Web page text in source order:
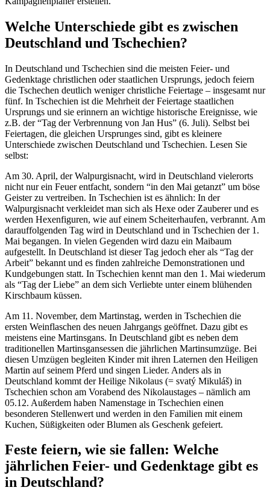
Welche Unterschiede gibt es zwischen
Deutschland und Tschechien?
In Deutschland und Tschechien sind die meisten Feier- und
Gedenktage christlichen oder staatlichen Ursprungs, jedoch feiern
die Tschechen deutlich weniger christliche Feiertage ‒ insgesamt nur
fünf. In Tschechien ist die Mehrheit der Feiertage staatlichen
Ursprungs und sie erinnern an wichtige historische Ereignisse, wie
z.B. der “Tag der Verbrennung von Jan Hus” (6. Juli). Selbst bei
Feiertagen, die gleichen Ursprunges sind, gibt es kleinere
Unterschiede zwischen Deutschland und Tschechien. Lesen Sie
selbst:
Am 30. April, der Walpurgisnacht, wird in Deutschland vielerorts
nicht nur ein Feuer entfacht, sondern “in den Mai getanzt” um böse
Geister zu vertreiben. In Tschechien ist es ähnlich: In der
Walpurgisnacht verkleidet man sich als Hexe oder Zauberer und es
werden Hexenfiguren, wie auf einem Scheiterhaufen, verbrannt. Am
darauffolgenden Tag wird in Deutschland und in Tschechien der 1.
Mai begangen. In vielen Gegenden wird dazu ein Maibaum
aufgestellt. In Deutschland ist dieser Tag jedoch eher als “Tag der
Arbeit” bekannt und es finden zahlreiche Demonstrationen und
Kundgebungen statt. In Tschechien kennt man den 1. Mai wiederum
als “Tag der Liebe” an dem sich Verliebte unter einem blühenden
Kirschbaum küssen.
Am 11. November, dem Martinstag, werden in Tschechien die
ersten Weinflaschen des neuen Jahrgangs geöffnet. Dazu gibt es
meistens eine Martinsgans. In Deutschland gibt es neben dem
traditionellen Martinsgansessen die jährlichen Martinsumzüge. Bei
diesen Umzügen begleiten Kinder mit ihren Laternen den Heiligen
Martin auf seinem Pferd und singen Lieder. Anders als in
Deutschland kommt der Heilige Nikolaus (= svatý Mikuláš) in
Tschechien schon am Vorabend des Nikolaustages ‒ nämlich am
05.12. Außerdem haben Namenstage in Tschechien einen
besonderen Stellenwert und werden in den Familien mit einem
Kuchen, Süßigkeiten oder Blumen als Geschenk gefeiert.
Feste feiern, wie sie fallen: Welche
jährlichen Feier- und Gedenktage gibt es
in Deutschland?